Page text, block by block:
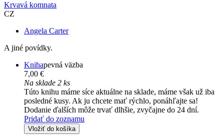
Krvavá komnata
CZ
Angela Carter
A jiné povídky.
Knihapevná väzba
7,00 €
Na sklade 2 ks
Túto knihu máme síce aktuálne na sklade, máme však už iba
posledné kusy. Ak ju chcete mať rýchlo, ponáhľajte sa!
Dodanie ďalších môže trvať dlhšie, zvyčajne do 24 dní.
Pridať do zoznamu
Vložiť do košíka